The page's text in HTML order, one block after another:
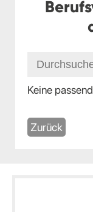
Keine
Zurück